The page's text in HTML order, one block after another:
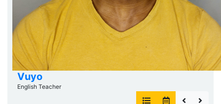
Vuyo
English Teacher